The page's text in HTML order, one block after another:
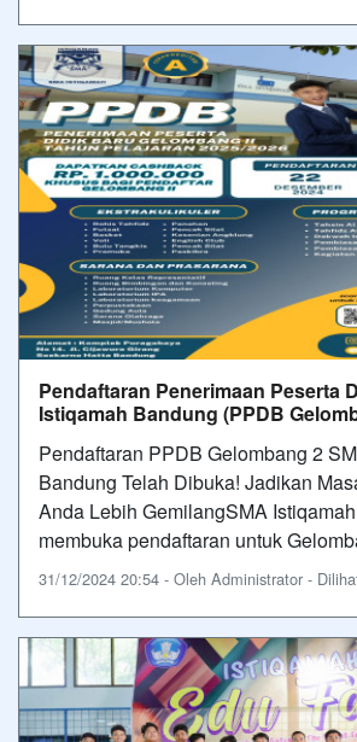
Pendaftaran Penerimaan Peserta
Istiqamah Bandung (PPDB
Pendaftaran PPDB Gelombang 2
Bandung Telah Dibuka! Jadikan
Anda Lebih GemilangSMA
membuka pendaftaran untuk
31/12/2024 20:54 - Oleh Administrator -